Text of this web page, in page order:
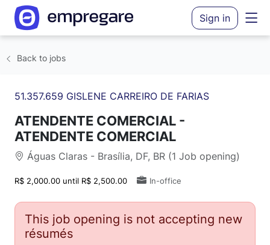
Sign in
Back to jobs
51.357.659 GISLENE CARREIRO DE FARIAS
ATENDENTE COMERCIAL -
ATENDENTE COMERCIAL
Águas Claras - Brasília, DF, BR (1 Job opening)
R$ 2,000.00 until R$ 2,500.00 In-office
This job opening is not accepting new
résumés